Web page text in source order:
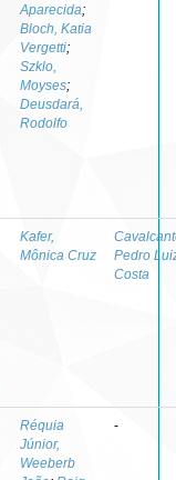
Aparecida;
Bloch, Katia
Vergetti;
Szklo,
Moyses;
Deusdará,
Rodolfo
Kafer,
Mônica Cruz
Pedro
Costa
Réquia
Júnior,
Weeberb
-